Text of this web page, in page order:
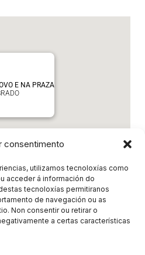
consentimento
utilizamos tecnoloxías como
acceder á información do
tecnoloxías permitiranos
de navegación ou as
Non consentir ou retirar o
a certas características
E NA PRAZA